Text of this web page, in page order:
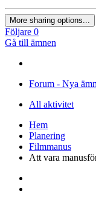
More sharing options...
Följare 0
Gå till ämnen
Forum - Nya
All aktivitet
Hem
Planering
Filmmanus
Att vara